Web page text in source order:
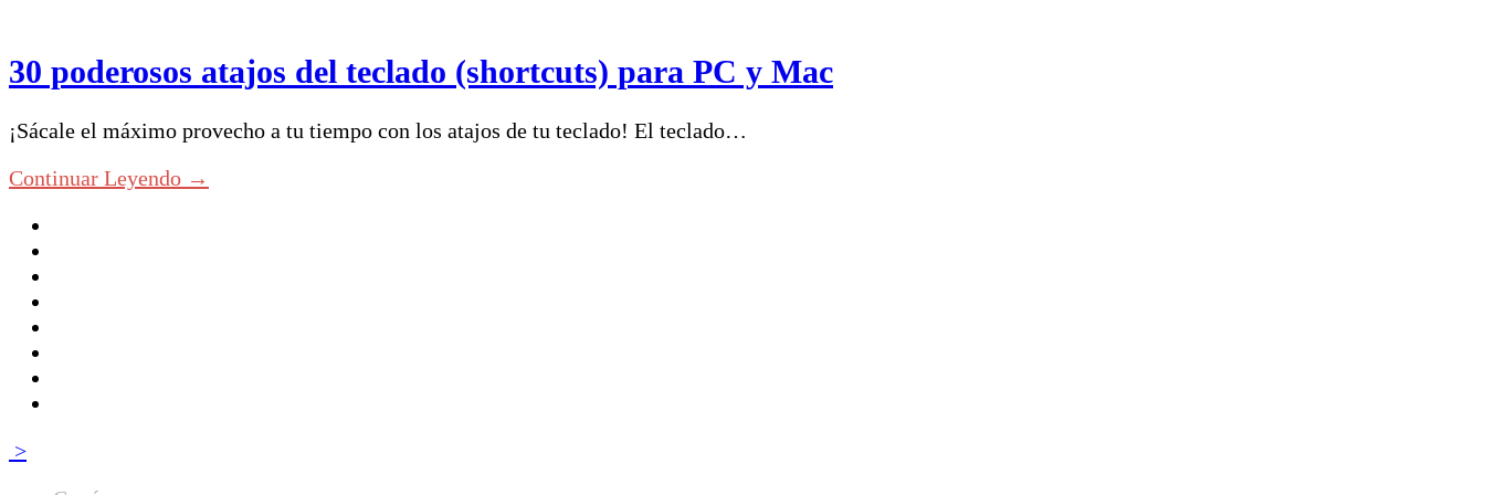
30 poderosos atajos del teclado (shortcuts) para PC y Mac
¡Sácale el máximo provecho a tu tiempo con los atajos de tu teclado! El teclado…
Continuar Leyendo →
>